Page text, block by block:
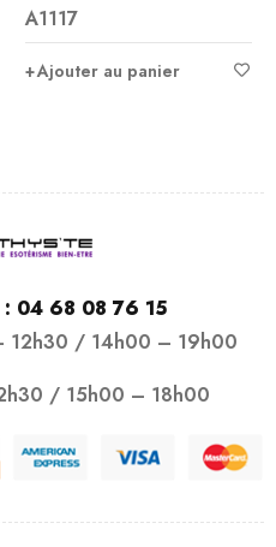
A1117
Ajouter au panier
04 68 08 76 15
12h30 / 14h00 – 19h00
/ 15h00 – 18h00